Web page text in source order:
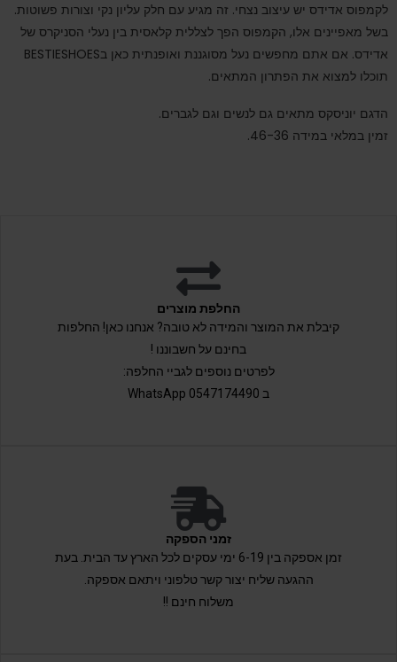
לקמפוס אדידס יש עיצוב נצחי. זה מגיע עם חלק עליון נקי וצורות פשוטות.
בשל מאפיינים אלו, הקמפוס הפך לצללית קלאסית בין נעלי הסניקרס של
אדידס
. אם אתם מחפשים נעל מסוגננת ואופנתית כאן בBESTIESHOES
תוכלו למצוא את הפתרון המתאים.
הדגם יוניסקס מתאים גם לנשים וגם לגברים.
זמין במלאי במידה 46-36.
החלפת מוצרים
קיבלת את המוצר והמידה לא טובה? אנחנו כאן! החלפות
בחינם על חשבוננו !
לפרטים נוספים לגביי החלפה:
ב 0547174490 WhatsApp
זמני הספקה
זמן אספקה בין 6-19 ימי עסקים לכל הארץ עד הבית. בעת
ההגעה שליח יצור קשר טלפוני ויתאם אספקה.
משלוח חינם !!